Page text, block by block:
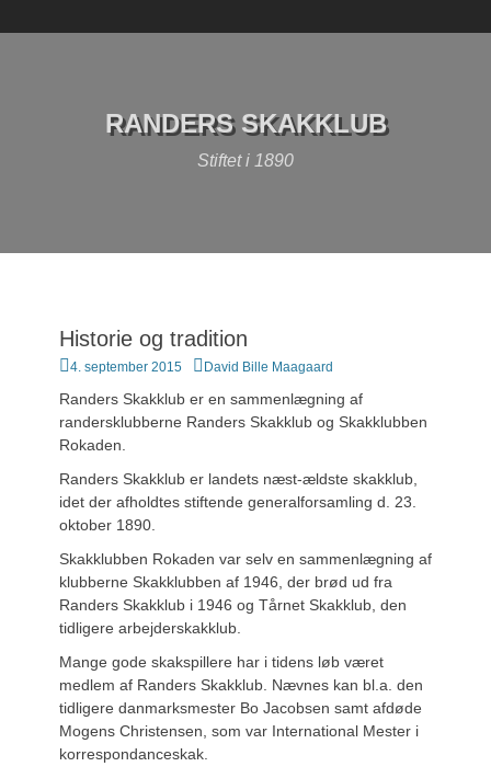
to
RANDERS SKAKKLUB
Stiftet i 1890
Historie og tradition
Posted
4. september 2015 Author
David Bille Maagaard
Randers Skakklub er en sammenlægning af
randersklubberne Randers Skakklub og Skakklubben
Rokaden.
Randers Skakklub er landets næst-ældste skakklub,
idet der afholdtes stiftende generalforsamling d. 23.
oktober 1890.
Skakklubben Rokaden var selv en sammenlægning af
klubberne Skakklubben af 1946, der brød ud fra
Randers Skakklub i 1946 og Tårnet Skakklub, den
tidligere arbejderskakklub.
Mange gode skakspillere har i tidens løb været
medlem af Randers Skakklub. Nævnes kan bl.a. den
tidligere danmarksmester Bo Jacobsen samt afdøde
Mogens Christensen, som var International Mester i
korrespondanceskak.